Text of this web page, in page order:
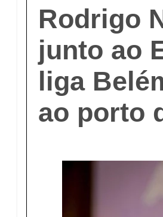
Rodrigo
junto ao
liga
ao porto